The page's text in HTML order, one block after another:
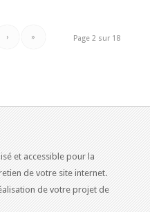
Page 2 sur 18
› »
et accessible pour la
de votre site internet.
de votre projet de